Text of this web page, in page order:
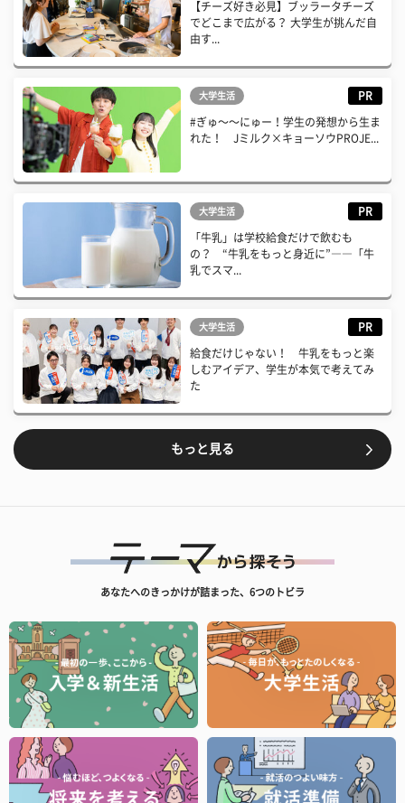
【チーズ好き必見】ブッラータチーズ
でどこまで広がる？ 大学生が挑んだ自
由す...
大学生活 PR
#ぎゅ〜〜にゅー！学生の発想から生ま
れた！ Jミルク×キョーソウPROJE...
大学生活 PR
「牛乳」は学校給食だけで飲むも
の？ “牛乳をもっと身近に”――「牛
乳でスマ...
大学生活 PR
給食だけじゃない！ 牛乳をもっと楽
しむアイデア、学生が本気で考えてみ
た
もっと見る
あなたへのきっかけが詰まった、6つのトビラ